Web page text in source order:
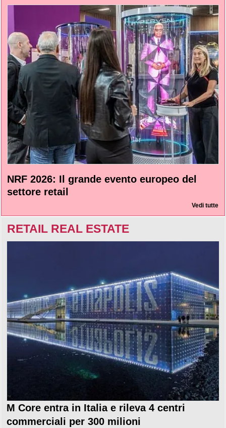
NRF 2026: Il grande evento europeo del
settore retail
Vedi tutte
RETAIL REAL ESTATE
M Core entra in Italia e rileva 4 centri
commerciali per 300 milioni